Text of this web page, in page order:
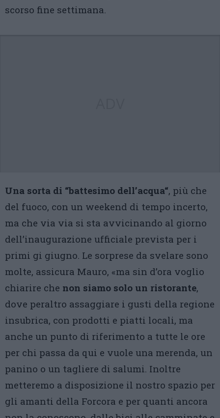
scorso fine settimana.
Una sorta di “battesimo dell’acqua“, più che
del fuoco, con un weekend di tempo incerto,
ma che via via si sta avvicinando al giorno
dell’inaugurazione ufficiale prevista per i
primi gi giugno. Le sorprese da svelare sono
molte, assicura Mauro, «ma sin d’ora voglio
chiarire che non siamo solo un ristorante,
dove peraltro assaggiare i gusti della regione
insubrica, con prodotti e piatti locali, ma
anche un punto di riferimento a tutte le ore
per chi passa da qui e vuole una merenda, un
panino o un tagliere di salumi. Inoltre
metteremo a disposizione il nostro spazio per
gli amanti della Forcora e per quanti ancora